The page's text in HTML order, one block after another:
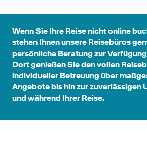
Wenn Sie Ihre Reise nicht online
stehen Ihnen unsere Reisebüros
persönliche Beratung zur
Dort genießen Sie den vollen
individueller Betreuung über
Angebote bis hin zur zuverlässigen
und während Ihrer Reise.